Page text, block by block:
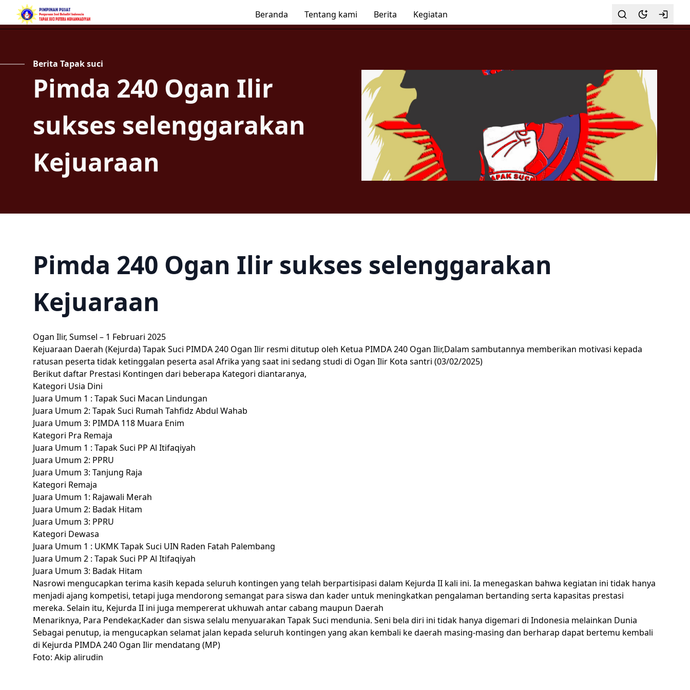
Beranda Tentang kami Berita Kegiatan
Berita Tapak suci
Pimda 240 Ogan Ilir
sukses selenggarakan
Kejuaraan
Pimda 240 Ogan Ilir sukses selenggarakan
Kejuaraan
Ogan Ilir, Sumsel – 1 Februari 2025
Kejuaraan Daerah (Kejurda) Tapak Suci PIMDA 240 Ogan Ilir resmi ditutup oleh Ketua PIMDA 240 Ogan Ilir,Dalam sambutannya memberikan motivasi kepada
ratusan peserta tidak ketinggalan peserta asal Afrika yang saat ini sedang studi di Ogan Ilir Kota santri (03/02/2025)
Berikut daftar Prestasi Kontingen dari beberapa Kategori diantaranya,
Kategori Usia Dini
Juara Umum 1 : Tapak Suci Macan Lindungan
Juara Umum 2: Tapak Suci Rumah Tahfidz Abdul Wahab
Juara Umum 3: PIMDA 118 Muara Enim
Kategori Pra Remaja
Juara Umum 1 : Tapak Suci PP Al Itifaqiyah
Juara Umum 2: PPRU
Juara Umum 3: Tanjung Raja
Kategori Remaja
Juara Umum 1: Rajawali Merah
Juara Umum 2: Badak Hitam
Juara Umum 3: PPRU
Kategori Dewasa
Juara Umum 1 : UKMK Tapak Suci UIN Raden Fatah Palembang
Juara Umum 2 : Tapak Suci PP Al Itifaqiyah
Juara Umum 3: Badak Hitam
Nasrowi mengucapkan terima kasih kepada seluruh kontingen yang telah berpartisipasi dalam Kejurda II kali ini. Ia menegaskan bahwa kegiatan ini tidak hanya
menjadi ajang kompetisi, tetapi juga mendorong semangat para siswa dan kader untuk meningkatkan pengalaman bertanding serta kapasitas prestasi
mereka. Selain itu, Kejurda II ini juga mempererat ukhuwah antar cabang maupun Daerah
Menariknya, Para Pendekar,Kader dan siswa selalu menyuarakan Tapak Suci mendunia. Seni bela diri ini tidak hanya digemari di Indonesia melainkan Dunia
Sebagai penutup, ia mengucapkan selamat jalan kepada seluruh kontingen yang akan kembali ke daerah masing-masing dan berharap dapat bertemu kembali
di Kejurda PIMDA 240 Ogan Ilir mendatang (MP)
Foto: Akip alirudin